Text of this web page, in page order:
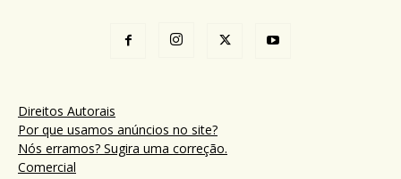
Direitos Autorais
Por que usamos anúncios no site?
Nós erramos? Sugira uma correção.
Comercial